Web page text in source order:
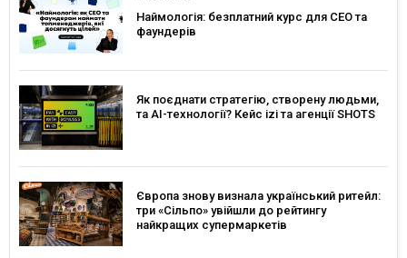
Наймологія: безплатний курс для CEO та
фаундерів
Як поєднати стратегію, створену людьми,
та AI-технології? Кейс izi та агенції SHOTS
Європа знову визнала український ритейл:
три «Сільпо» увійшли до рейтингу
найкращих супермаркетів